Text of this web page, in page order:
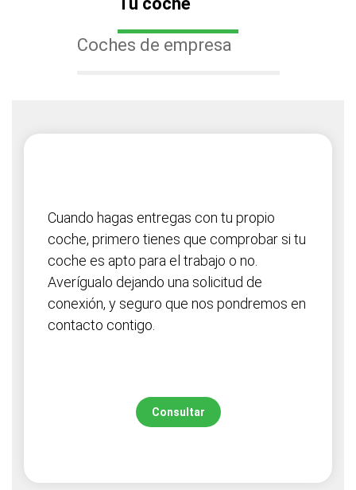
Coches de empresa
Cuando hagas entregas con tu propio
coche, primero tienes que comprobar si tu
coche es apto para el trabajo o no.
Averígualo dejando una solicitud de
conexión, y seguro que nos pondremos en
contacto contigo.
Consultar